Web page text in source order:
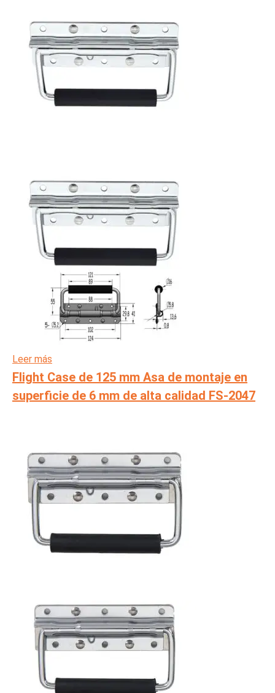
Leer más
Flight Case de 125 mm Asa de montaje en
superficie de 6 mm de alta calidad FS-2047